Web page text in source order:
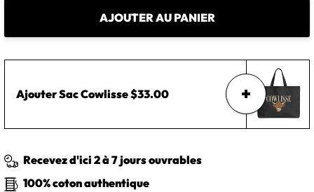
AJOUTER AU PANIER
AjouterSac Cowlisse$33.00
Recevez d'ici 2 à 7 jours ouvrables
100% coton authentique